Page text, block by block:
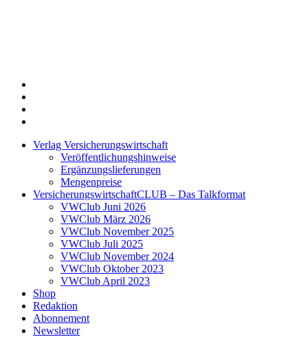
Verlag Versicherungswirtschaft
Veröffentlichungshinweise
Ergänzungslieferungen
Mengenpreise
VersicherungswirtschaftCLUB – Das Talkformat
VWClub Juni 2026
VWClub März 2026
VWClub November 2025
VWClub Juli 2025
VWClub November 2024
VWClub Oktober 2023
VWClub April 2023
Shop
Redaktion
Abonnement
Newsletter